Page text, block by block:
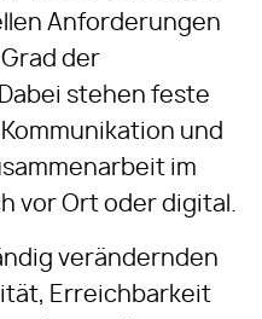
Anforderungen
der
stehen feste
und
im
vor Ort oder digital.
verändernden
Erreichbarkeit